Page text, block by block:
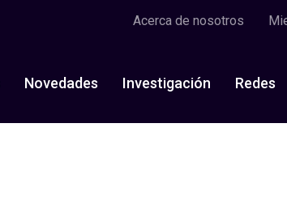
Acerca de nosotros
Novedades Investigación Redes